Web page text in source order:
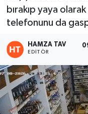
bırakıp yaya
telefonunu da
HAMZA TAV
EDITÖR
Teknoloji
Asayiş
Resmi İlan